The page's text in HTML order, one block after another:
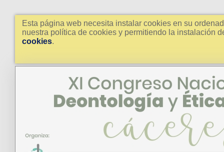
Esta página web necesita instalar cookies en su
nuestra política de cookies y permitiendo la instalación
cookies.